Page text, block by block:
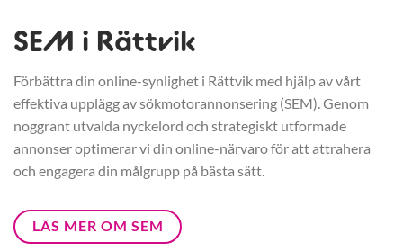
SEM i Rättvik
Förbättra din online-synlighet i Rättvik med hjälp av vårt
effektiva upplägg av sökmotorannonsering (SEM). Genom
noggrant utvalda nyckelord och strategiskt utformade
annonser optimerar vi din online-närvaro för att attrahera
och engagera din målgrupp på bästa sätt.
LÄS MER OM SEM